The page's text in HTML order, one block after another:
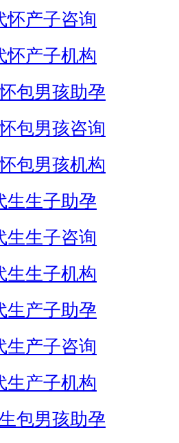
怀产子咨询
怀产子机构
包男孩助孕
包男孩咨询
包男孩机构
生生子助孕
生生子咨询
生生子机构
生产子助孕
生产子咨询
生产子机构
包男孩助孕